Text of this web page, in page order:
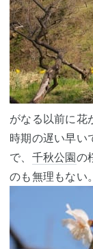
がなる以前に花
時期の遅い早い
で、 千秋公園の
のも無理もない。